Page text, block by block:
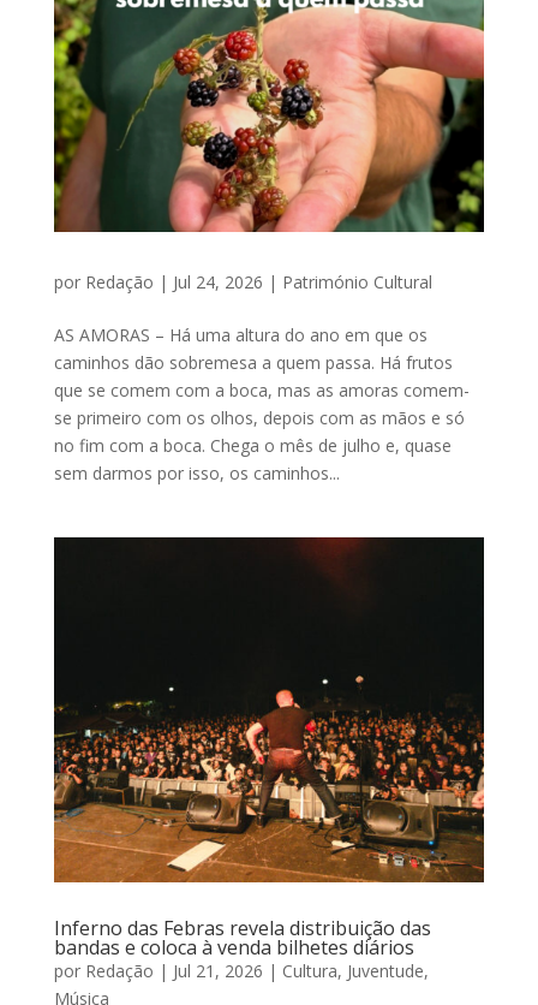
por Redação | Jul 24, 2026 | Património Cultural
AS AMORAS – Há uma altura do ano em que os
caminhos dão sobremesa a quem passa. Há frutos
que se comem com a boca, mas as amoras comem-
se primeiro com os olhos, depois com as mãos e só
no fim com a boca. Chega o mês de julho e, quase
sem darmos por isso, os caminhos...
​Inferno das Febras revela distribuição das
bandas e coloca à venda bilhetes diários
por Redação | Jul 21, 2026 | Cultura, Juventude,
Música